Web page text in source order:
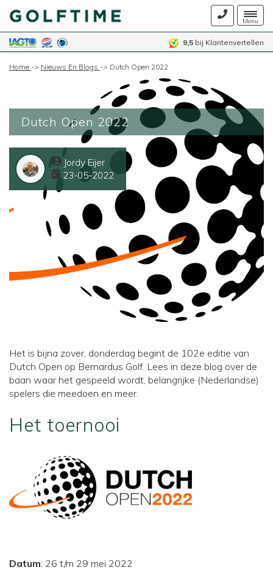
Menu
9,5 bij Klantenvertellen
Home -> Nieuws En Blogs -> Dutch Open 2022
Dutch Open 2022
Jordy Eijer
23-05-2022
Het is bijna zover, donderdag begint de 102e editie van
Dutch Open op Bernardus Golf. Lees in deze blog over de
baan waar het gespeeld wordt, belangrijke (Nederlandse)
spelers die meedoen en meer.
Het toernooi
Datum: 26 t/m 29 mei 2022